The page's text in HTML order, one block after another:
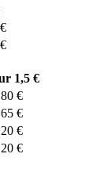
1,5 €
€
€
€
€